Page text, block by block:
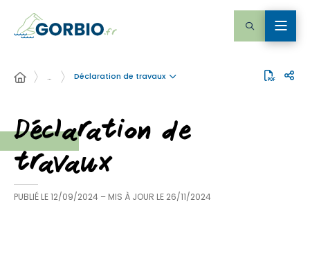
… Déclaration de travaux
Déclaration de
travaux
PUBLIÉ LE12/09/2024 – MIS À JOUR LE 26/11/2024